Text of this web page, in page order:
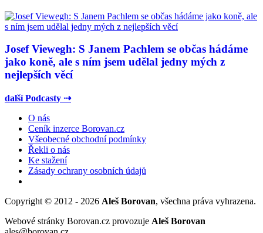
Josef Viewegh: S Janem Pachlem se občas hádáme
jako koně, ale s ním jsem udělal jedny mých z
nejlepších věcí
další Podcasty ⇢
O nás
Ceník inzerce Borovan.cz
Všeobecné obchodní podmínky
Řekli o nás
Ke stažení
Zásady ochrany osobních údajů
Copyright © 2012 - 2026 Aleš Borovan, všechna práva vyhrazena.
Webové stránky Borovan.cz provozuje Aleš Borovan